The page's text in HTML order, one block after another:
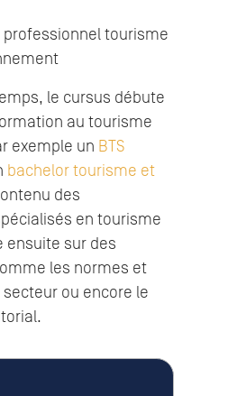
tourisme
le cursus débute
au tourisme
exemple un BTS
bachelor tourisme et
des
en tourisme
ensuite sur des
les normes et
ou encore le